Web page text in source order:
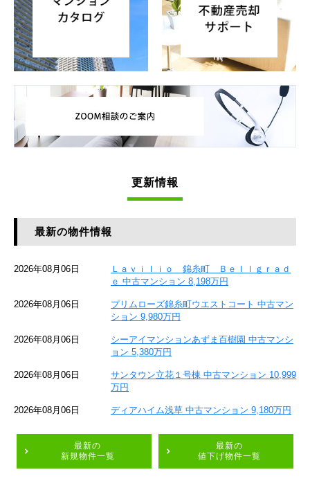
更新情報
最新の物件情報
2026年08月06日
Ｌａｖｉｌｉｏ 錦糸町 Ｂｅｌｌｇｒａｄ
ｅ 中古マンション 8,198万円
2026年08月06日
プリムローズ錦糸町ウエストコート 中古マン
ション 9,980万円
2026年08月06日
シーアイマンションあずま百樹園 中古マンシ
ョン 5,380万円
2026年08月06日
サンタウン立花１号棟 中古マンション 10,999
万円
2026年08月06日 ディアハイム浅草 中古マンション 9,180万円
最新の
新規物件一覧
最新の
値下げ物件一覧